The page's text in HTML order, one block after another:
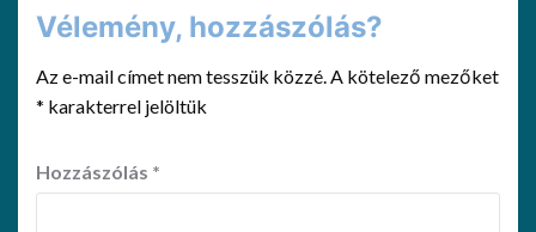
Vélemény, hozzászólás?
Az e-mail címet nem tesszük közzé.A kötelező mezőket
* karakterrel jelöltük
Hozzászólás *